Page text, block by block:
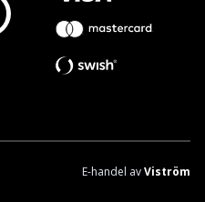
E-handel avViström